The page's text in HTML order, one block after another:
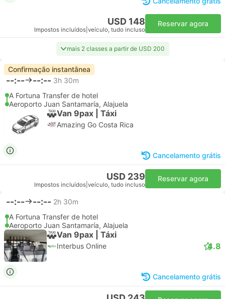
USD 148
Impostos incluídos veículo, tudo incluso
Reservar agora
mais 2 classes a partir de USD 200
Confirmação instantânea
--:-- --:-- 3h 30m
A Fortuna Transfer de hotel
Aeroporto Juan Santamaría, Alajuela
Van 9pax | Táxi
Amazing Go Costa Rica
Cancelamento grátis
USD 239
Impostos incluídos veículo, tudo incluso
Reservar agora
--:-- --:-- 2h 30m
A Fortuna Transfer de hotel
Aeroporto Juan Santamaría, Alajuela
Van 9pax | Táxi
Interbus Online 4.8
Cancelamento grátis